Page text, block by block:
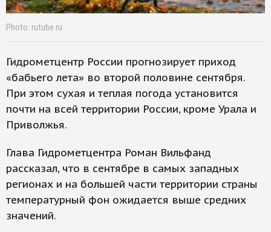
Photo: rutube.ru
Гидрометцентр России прогнозирует приход
«бабьего лета» во второй половине сентября.
При этом сухая и теплая погода установится
почти на всей территории России, кроме Урала и
Приволжья.
Глава Гидрометцентра Роман Вильфанд
рассказал, что в сентябре в самых западных
регионах и на большей части территории страны
температурный фон ожидается выше средних
значений.